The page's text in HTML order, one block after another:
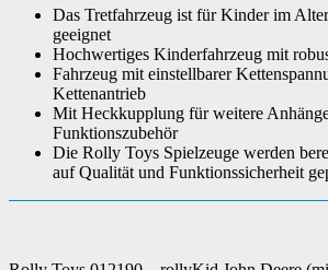
Altersempfehlung des Herstellers
Anzahl Teile
Anzahl Spieler
Das Tretfahrzeug ist für Kinder im
geeignet
Hochwertiges Kinderfahrzeug mit
Fahrzeug mit einstellbarer
Kettenantrieb
Mit Heckkupplung für weitere
Funktionszubehör
Die Rolly Toys Spielzeuge werden
auf Qualität und Funktionssicherheit